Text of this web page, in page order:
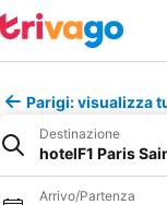
Parigi: visualizza
Destinazione
hotelF1 Paris
Arrivo/Partenza